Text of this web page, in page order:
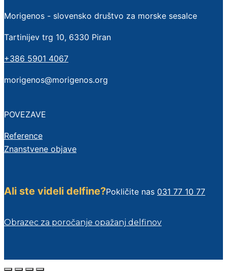
Morigenos - slovensko društvo za morske sesalce
Tartinijev trg 10, 6330 Piran
+386 5901 4067
morigenos@morigenos.org
POVEZAVE
Reference
Znanstvene objave
Ali ste videli delfine?Pokličite nas 031 77 10 77
Obrazec za poročanje opažanj delfinov